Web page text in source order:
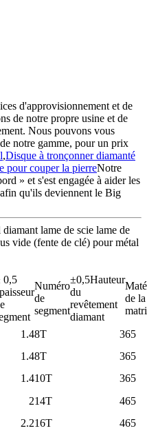
d'approvisionnement et de
de notre propre usine et de
Nous pouvons vous
notre gamme, pour un prix
,Disque à tronçonner diamanté
pour couper la pierreNotre
» et s'est engagée à aider les
qu'ils deviennent le Big
lame de scie lame de
vide (fente de clé) pour métal
0,5
Numéro
de
segment
±0,5Hauteur
du
revêtement
diamant
de la
1.48T 365
1.48T 365
1.410T 365
214T 465
2.216T 465